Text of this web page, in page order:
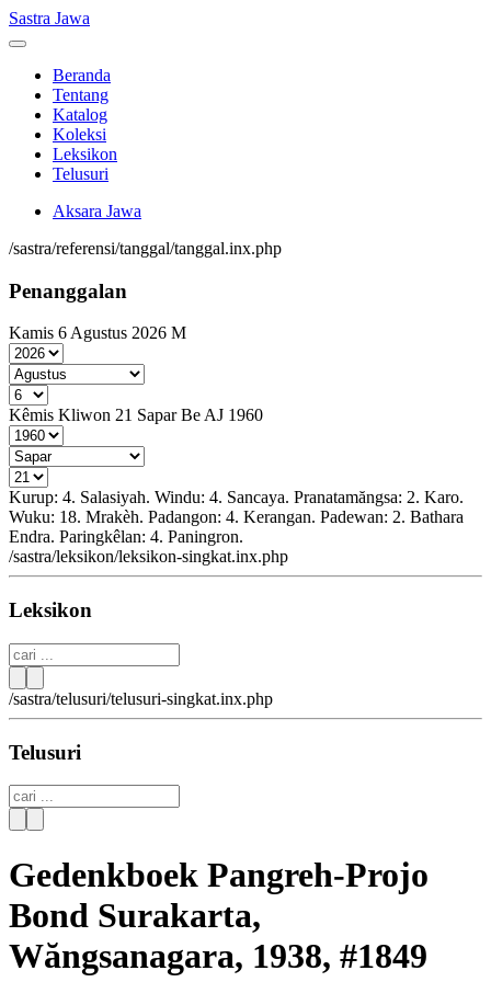
Sastra Jawa
Beranda
Tentang
Katalog
Koleksi
Leksikon
Telusuri
Aksara Jawa
/sastra/referensi/tanggal/tanggal.inx.php
Penanggalan
Kamis 6 Agustus 2026 M
Kêmis Kliwon 21 Sapar Be AJ 1960
Kurup: 4. Salasiyah. Windu: 4. Sancaya. Pranatamăngsa: 2. Karo.
Wuku: 18. Mrakèh. Padangon: 4. Kerangan. Padewan: 2. Bathara
Endra. Paringkêlan: 4. Paningron.
/sastra/leksikon/leksikon-singkat.inx.php
Leksikon
/sastra/telusuri/telusuri-singkat.inx.php
Telusuri
Gedenkboek Pangreh-Projo
Bond Surakarta,
Wăngsanagara, 1938, #1849